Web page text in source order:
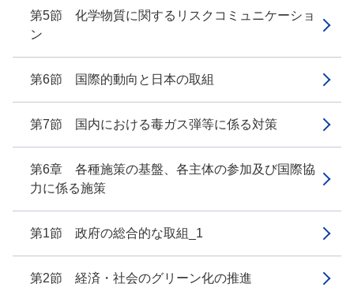
第5節 化学物質に関するリスクコミュニケーショ
ン
第6節 国際的動向と日本の取組
第7節 国内における毒ガス弾等に係る対策
第6章 各種施策の基盤、各主体の参加及び国際協
力に係る施策
第1節 政府の総合的な取組_1
第2節 経済・社会のグリーン化の推進